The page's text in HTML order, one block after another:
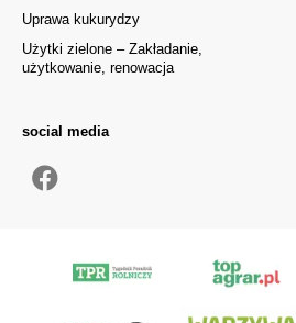
Uprawa kukurydzy
Użytki zielone – Zakładanie,
użytkowanie, renowacja
social media